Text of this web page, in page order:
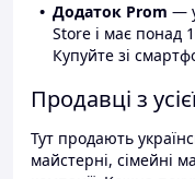
Додаток Prom —
Store і має понад
Купуйте зі
Продавці з
Тут продають
майстерні, сімейні